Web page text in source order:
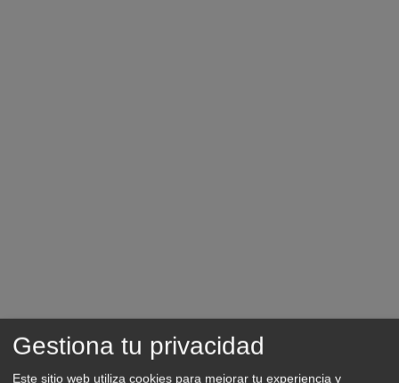
Gestiona tu privacidad
Este sitio web utiliza cookies para mejorar tu experiencia y